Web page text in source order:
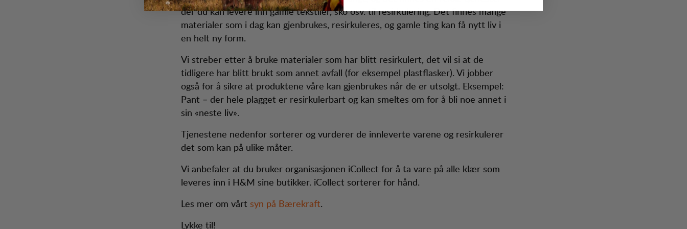
der du kan levere inn gamle tekstiler, sko osv. til resirkulering. Det finnes mange
materialer som i dag kan gjenbrukes, resirkuleres, og gamle ting kan få nytt liv i
en helt ny form.
Vi streber etter å bruke materialer som har blitt resirkulert, det vil si at de
tidligere har blitt brukt som annet avfall (for eksempel plastflasker). Vi jobber
også for å sikre at produktene våre kan gjenbrukes når de er utsolgt. Eksempel:
Pant – der hele plagget er resirkulerbart og kan smeltes om for å bli noe annet i
sin «neste liv».
Tjenestene nedenfor sorterer og vurderer de innleverte varene og resirkulerer
det som kan på ulike måter.
Vi anbefaler at du bruker organisasjonen iCollect for å ta vare på alle klær som
leveres inn i H&M sine butikker. iCollect sorterer for hånd.
Les mer om vårt syn på Bærekraft.
Lykke til!